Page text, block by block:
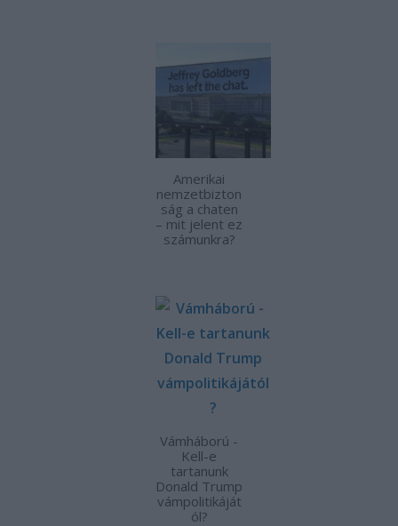
Amerikai
nemzetbizton
ság a chaten
– mit jelent ez
számunkra?
Vámháború -
Kell-e
tartanunk
Donald Trump
vámpolitikáját
ól?